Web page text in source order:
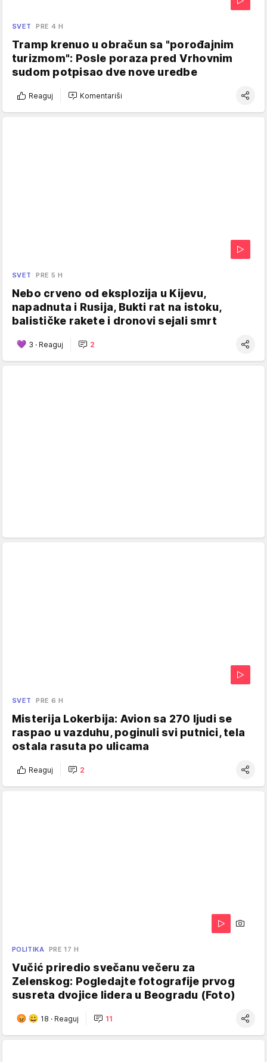
SVET PRE 4 H
Tramp krenuo u obračun sa "porođajnim
turizmom": Posle poraza pred Vrhovnim
sudom potpisao dve nove uredbe
Reaguj Komentariši
SVET PRE 5 H
Nebo crveno od eksplozija u Kijevu,
napadnuta i Rusija, Bukti rat na istoku,
balističke rakete i dronovi sejali smrt
3 · Reaguj 2
SVET PRE 6 H
Misterija Lokerbija: Avion sa 270 ljudi se
raspao u vazduhu, poginuli svi putnici, tela
ostala rasuta po ulicama
Reaguj 2
POLITIKA PRE 17 H
Vučić priredio svečanu večeru za
Zelenskog: Pogledajte fotografije prvog
susreta dvojice lidera u Beogradu (Foto)
18 · Reaguj 11